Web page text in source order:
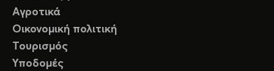
Αγροτικά
Οικονομική πολιτική
Τουρισμός
Υποδομές